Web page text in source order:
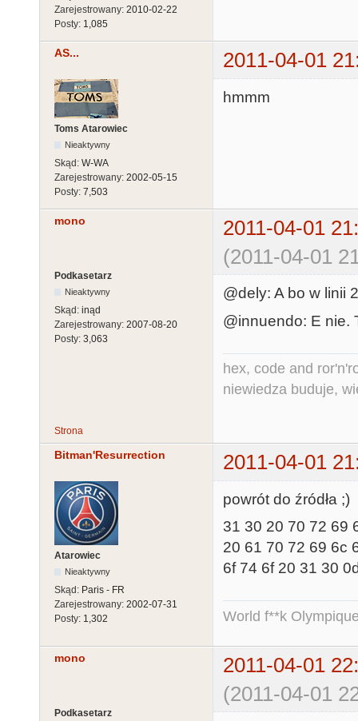
Zarejestrowany: 2010-02-22
Posty: 1,085
AS... 2011-04-01
Toms Atarowiec
Nieaktywny
Skąd: W-WA
Zarejestrowany: 2002-05-15
Posty: 7,503
hmmm
mono
2011-04-01
(2011-04-01
Podkasetarz
Nieaktywny
Skąd: inąd
Zarejestrowany: 2007-08-20
Posty: 3,063
@dely: A bo w linii
@innuendo: E nie.
hex, code and
niewiedza buduje,
Strona
Bitman'Resurrection 2011-04-01
Atarowiec
Nieaktywny
Skąd: Paris - FR
Zarejestrowany: 2002-07-31
Posty: 1,302
powrót do źródła ;)
31 30 20 70 72
20 61 70 72 69
6f 74 6f 20 31 30
World f**k
mono
2011-04-01
(2011-04-01
Podkasetarz